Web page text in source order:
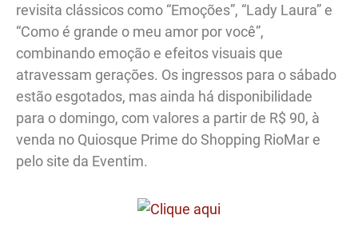
revisita clássicos como “Emoções”, “Lady Laura” e
“Como é grande o meu amor por você”,
combinando emoção e efeitos visuais que
atravessam gerações. Os ingressos para o sábado
estão esgotados, mas ainda há disponibilidade
para o domingo, com valores a partir de R$ 90, à
venda no Quiosque Prime do Shopping RioMar e
pelo site da Eventim.